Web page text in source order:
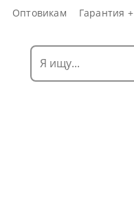
Оптовикам Гарантия +